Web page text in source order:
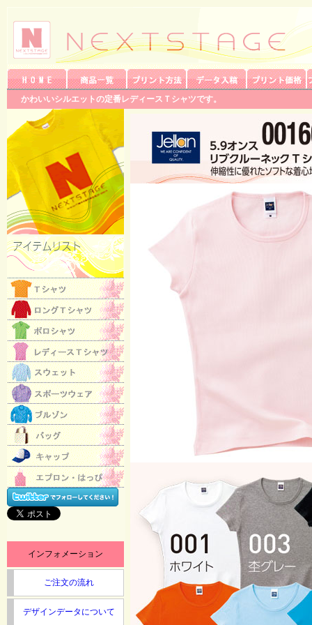
かわいいシルエットの定番レディースＴシャツです。
インフォメーション
ご注文の流れ
デザインデータについて